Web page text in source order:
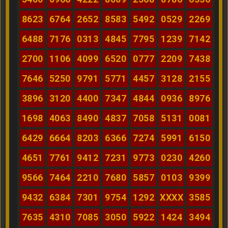
8623
6764 2652 8583 5492 0529
2269
6488
7176 0313 4845 7795 1239
7142
2700
1106 4099 6520 0777 2209
7438
7646
5250 9791 5771 4457 3128
2155
3896
3120 4400 7347 4844 0936
8976
1698
4063 8490 4837 7058 5131
0081
6429
6664 8203 6366 7274 5991
6150
4651
7761 9412 7231 9773 0230
4260
9566
7464 2210 7680 5857 0103
9399
9432
6384 7301 9754 1292 XXXX 3585
7635
4310 7085 3050 5922 1424
3494